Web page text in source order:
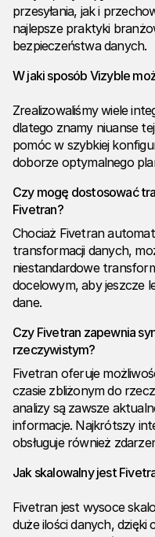
przesyłania, jak i
najlepsze praktyki
bezpieczeństwa danych.
W jaki sposób Vizyble
Zrealizowaliśmy wiele
dlatego znamy niuanse
pomóc w szybkiej
doborze optymalnego
Czy mogę dostosować
Fivetran?
Chociaż Fivetran
transformacji danych,
niestandardowe
docelowym, aby jeszcze
dane.
Czy Fivetran zapewnia
rzeczywistym?
Fivetran oferuje
czasie zbliżonym do
analizy są zawsze
informacje. Najkrótszy
obsługuje również
Jak skalowalny jest
Fivetran jest wysoce
duże ilości danych, dzięki